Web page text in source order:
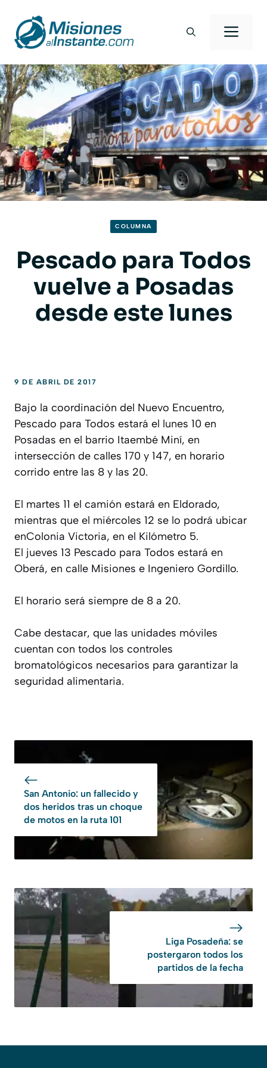
contenido
COLUMNA
Pescado para Todos
vuelve a Posadas
desde este lunes
9 DE ABRIL DE 2017
Bajo la coordinación del Nuevo Encuentro,
Pescado para Todos estará el lunes 10 en
Posadas en el barrio Itaembé Miní, en
intersección de calles 170 y 147, en horario
corrido entre las 8 y las 20.
El martes 11 el camión estará en Eldorado,
mientras que el miércoles 12 se lo podrá ubicar
enColonia Victoria, en el Kilómetro 5.
El jueves 13 Pescado para Todos estará en
Oberá, en calle Misiones e Ingeniero Gordillo.
El horario será siempre de 8 a 20.
Cabe destacar, que las unidades móviles
cuentan con todos los controles
bromatológicos necesarios para garantizar la
seguridad alimentaria.
San Antonio: un fallecido y
dos heridos tras un choque
de motos en la ruta 101
Liga Posadeña: se
postergaron todos los
partidos de la fecha